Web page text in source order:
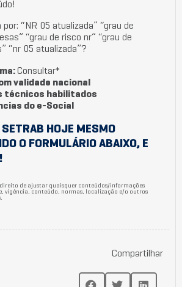
por: “NR 05 atualizada” “grau de
“grau de risco nr” “grau de
“nr 05 atualizada”?
Consultar*
validade nacional
técnicos habilitados
do e-Social
SETRAB HOJE MESMO
O FORMULÁRIO ABAIXO, E
direito de ajustar quaisquer conteúdos/informações
vigência, conteúdo, normas, localização e/o outros
Compartilhar